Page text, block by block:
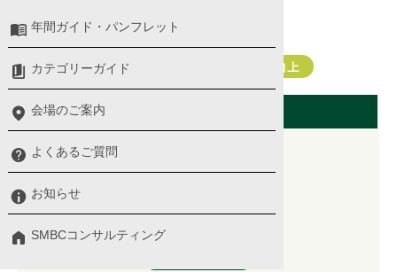
年間ガイド・パンフレット
カテゴリーガイド
会場のご案内
よくあるご質問
お知らせ
SMBCコンサルティング
中堅社員
業務改善・タイムマネジメント・生産性向上
開催日（東京会場）
2026/07/17(金)